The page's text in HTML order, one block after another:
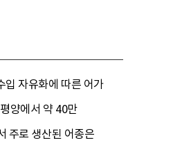
입 자유화에 따른 어가
양에서 약 40만
주로 생산된 어종은